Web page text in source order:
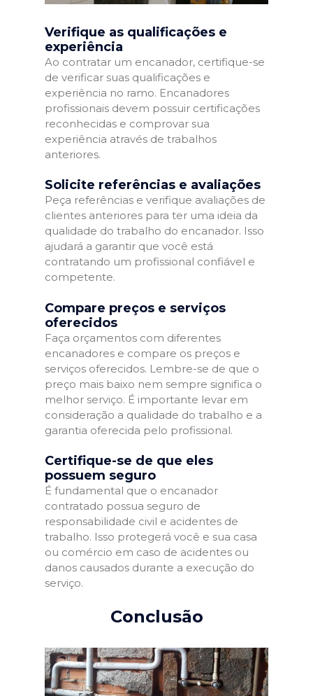
Verifique as qualificações e
experiência
Ao contratar um encanador, certifique-se
de verificar suas qualificações e
experiência no ramo. Encanadores
profissionais devem possuir certificações
reconhecidas e comprovar sua
experiência através de trabalhos
anteriores.
Solicite referências e avaliações
Peça referências e verifique avaliações de
clientes anteriores para ter uma ideia da
qualidade do trabalho do encanador. Isso
ajudará a garantir que você está
contratando um profissional confiável e
competente.
Compare preços e serviços
oferecidos
Faça orçamentos com diferentes
encanadores e compare os preços e
serviços oferecidos. Lembre-se de que o
preço mais baixo nem sempre significa o
melhor serviço. É importante levar em
consideração a qualidade do trabalho e a
garantia oferecida pelo profissional.
Certifique-se de que eles
possuem seguro
É fundamental que o encanador
contratado possua seguro de
responsabilidade civil e acidentes de
trabalho. Isso protegerá você e sua casa
ou comércio em caso de acidentes ou
danos causados durante a execução do
serviço.
Conclusão